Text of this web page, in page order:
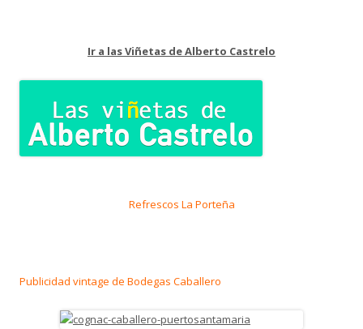
Ir a las Viñetas de Alberto Castrelo
Refrescos La Porteña
Publicidad vintage de Bodegas Caballero